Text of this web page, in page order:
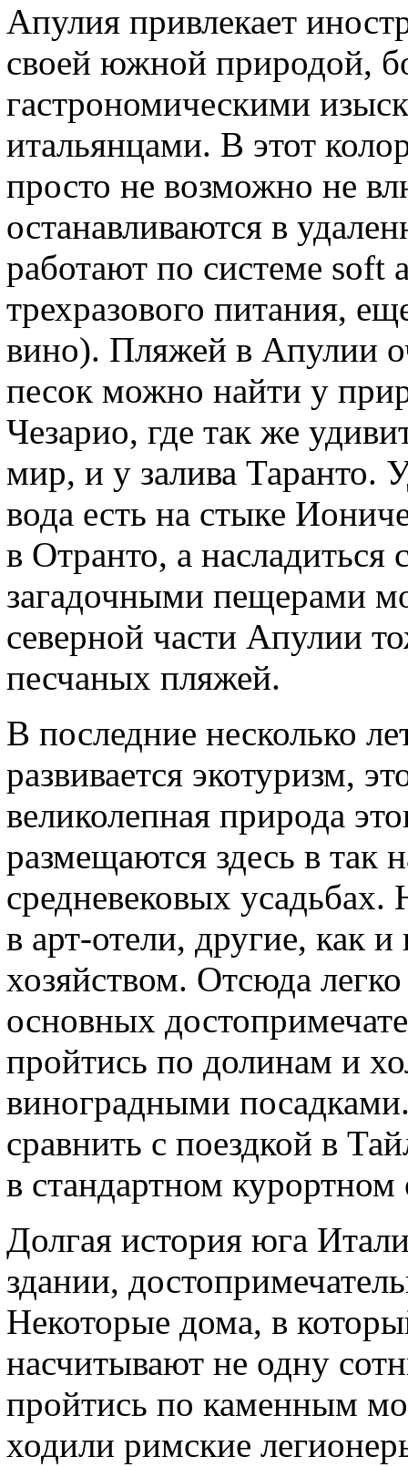
Апулия привлекает
своей южной природой,
гастрономическими
итальянцами. В этот
просто не возможно не
останавливаются в
работают по системе
трехразового питания,
вино). Пляжей в Апулии
песок можно найти у
Чезарио, где так же
мир, и у залива Таранто.
вода есть на стыке
в Отранто, а
загадочными пещерами
северной части Апулии
песчаных пляжей.
В последние несколько
развивается экотуризм,
великолепная природа
размещаются здесь в так
средневековых
в арт-отели, другие, как
хозяйством. Отсюда
основных
пройтись по долинам и
виноградными
сравнить с поездкой в
в стандартном курортном
Долгая история юга
здании,
Некоторые дома, в
насчитывают не одну
пройтись по каменным
ходили римские